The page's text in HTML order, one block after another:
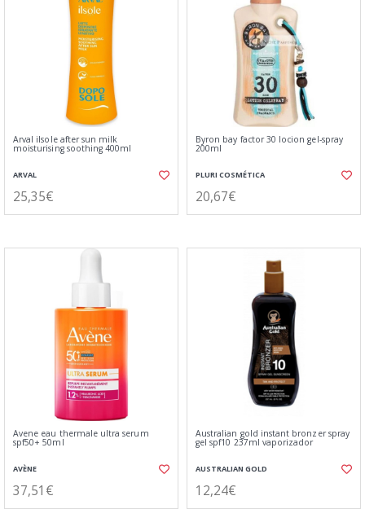
Arval ilsole after sun milk
moisturising soothing 400ml
ARVAL
25,35€
Byron bay factor 30 locion gel-spray
200ml
PLURI COSMÉTICA
20,67€
Avene eau thermale ultra serum
spf50+ 50ml
AVÈNE
37,51€
Australian gold instant bronzer spray
gel spf10 237ml vaporizador
AUSTRALIAN GOLD
12,24€